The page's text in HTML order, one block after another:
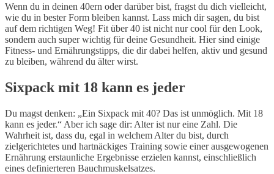
Wenn du in deinen 40ern oder darüber bist, fragst du dich vielleicht,
wie du in bester Form bleiben kannst. Lass mich dir sagen, du bist
auf dem richtigen Weg! Fit über 40 ist nicht nur cool für den Look,
sondern auch super wichtig für deine Gesundheit. Hier sind einige
Fitness- und Ernährungstipps, die dir dabei helfen, aktiv und gesund
zu bleiben, während du älter wirst.
Sixpack mit 18 kann es jeder
Du magst denken: „Ein Sixpack mit 40? Das ist unmöglich. Mit 18
kann es jeder.“ Aber ich sage dir: Alter ist nur eine Zahl. Die
Wahrheit ist, dass du, egal in welchem Alter du bist, durch
zielgerichtetes und hartnäckiges Training sowie einer ausgewogenen
Ernährung erstaunliche Ergebnisse erzielen kannst, einschließlich
eines definierteren Bauchmuskelsatzes.